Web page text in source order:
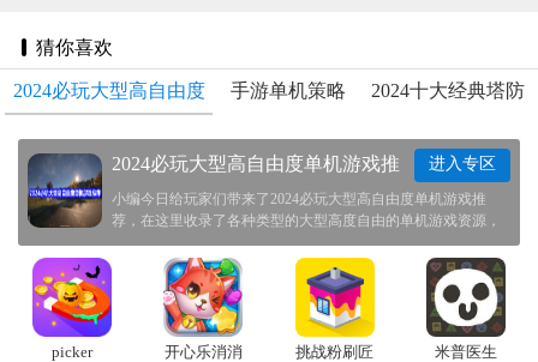
猜你喜欢
2024必玩大型高自由度 手游单机策略 2024十大经典塔防
2024必玩大型高自由度单机游戏推
小编今日给玩家们带来了2024必玩大型高自由度单机游戏推
荐，在这里收录了各种类型的大型高度自由的单机游戏资源，
晰画质，是今年非常热门火爆的游戏，深受广大玩家的喜爱，
感兴趣的玩家们欢迎来本站下载吧！
进入专区
picker
开心乐消消 挑战粉刷匠 米普医生